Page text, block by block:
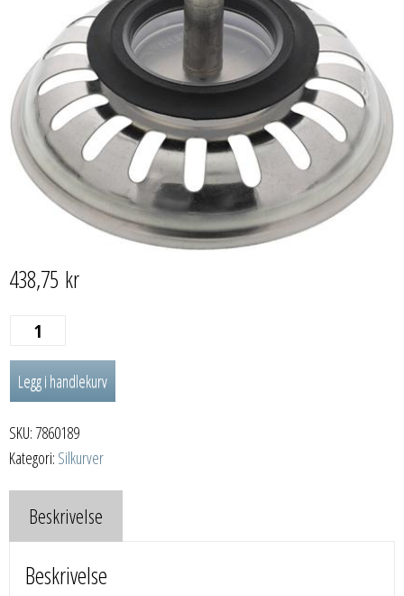
438,75 kr
SILKURV
M/JUSTERBAR
TAPP
Legg i handlekurv
SKU: 7860189
Kategori: Silkurver
Beskrivelse
Beskrivelse